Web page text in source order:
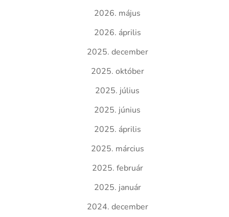
2026. május
2026. április
2025. december
2025. október
2025. július
2025. június
2025. április
2025. március
2025. február
2025. január
2024. december